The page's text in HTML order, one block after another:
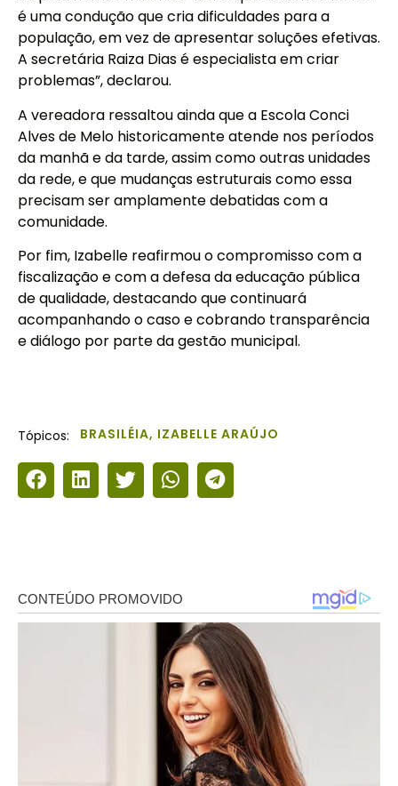
é uma condução que cria dificuldades para a
população, em vez de apresentar soluções efetivas.
A secretária Raiza Dias é especialista em criar
problemas”, declarou.
A vereadora ressaltou ainda que a Escola Conci
Alves de Melo historicamente atende nos períodos
da manhã e da tarde, assim como outras unidades
da rede, e que mudanças estruturais como essa
precisam ser amplamente debatidas com a
comunidade.
Por fim, Izabelle reafirmou o compromisso com a
fiscalização e com a defesa da educação pública
de qualidade, destacando que continuará
acompanhando o caso e cobrando transparência
e diálogo por parte da gestão municipal.
Tópicos: BRASILÉIA, IZABELLE ARAÚJO